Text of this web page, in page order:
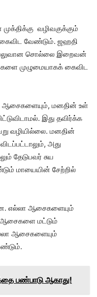
வழிவகுக்கும்
வேண்டும். ஜஹதி
வலுவான சொல்லை இறைவன்
முழுமையாகக் கைவிட
மனதின் உள்
இது தவிர்க்க
வழியில்லை. மனதின்
அது
தேடுபவர் சுய
மாயையின் சேற்றில்
எல்லா ஆசைகளையும்
ஆசைகளை மட்டும்
ஆசைகளையும்
பண்பாடு ஆகாது!